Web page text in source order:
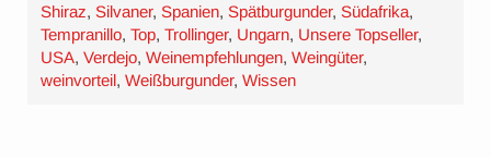
Shiraz,Silvaner,Spanien,Spätburgunder,Südafrika,
Tempranillo,Top,Trollinger, Ungarn, Unsere Topseller,
USA,Verdejo,Weinempfehlungen,Weingüter,
weinvorteil,Weißburgunder,Wissen